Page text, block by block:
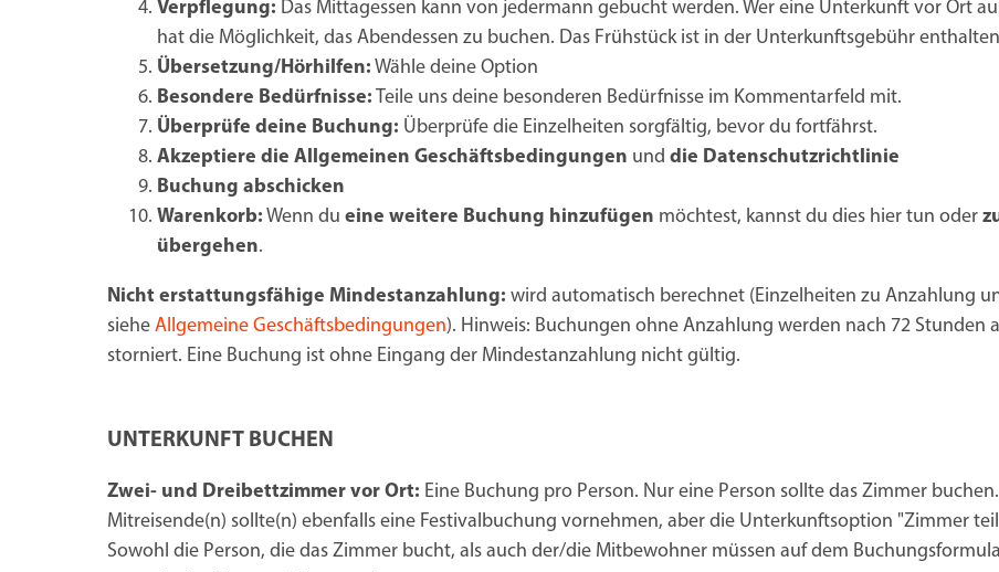
Verpflegung: Das Mittagessen kann von jedermann gebucht werden. Wer eine Unterkunft vor Ort
hat die Möglichkeit, das Abendessen zu buchen. Das Frühstück ist in der Unterkunftsgebühr
Übersetzung/Hörhilfen: Wähle deine Option
Besondere Bedürfnisse: Teile uns deine besonderen Bedürfnisse im Kommentarfeld mit.
Überprüfe deine Buchung: Überprüfe die Einzelheiten sorgfältig, bevor du fortfährst.
Akzeptiere die Allgemeinen Geschäftsbedingungen und die Datenschutzrichtlinie
Buchung abschicken
Warenkorb: Wenn du eine weitere Buchung hinzufügen möchtest, kannst du dies hier tun oder
übergehen.
Nicht erstattungsfähige Mindestanzahlung: wird automatisch berechnet (Einzelheiten zu Anzahlung
siehe Allgemeine Geschäftsbedingungen). Hinweis: Buchungen ohne Anzahlung werden nach 72 Stunden
storniert. Eine Buchung ist ohne Eingang der Mindestanzahlung nicht gültig.
UNTERKUNFT BUCHEN
Zwei- und Dreibettzimmer vor Ort: Eine Buchung pro Person. Nur eine Person sollte das Zimmer
Mitreisende(n) sollte(n) ebenfalls eine Festivalbuchung vornehmen, aber die Unterkunftsoption "Zimmer
Sowohl die Person, die das Zimmer bucht, als auch der/die Mitbewohner müssen auf dem